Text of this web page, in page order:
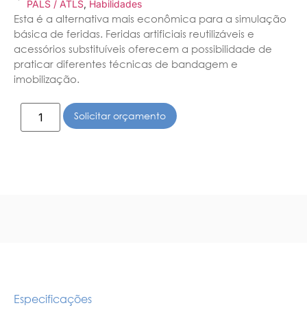
PALS / ATLS, Habilidades
Esta é a alternativa mais econômica para a simulação
básica de feridas. Feridas artificiais reutilizáveis e
acessórios substituíveis oferecem a possibilidade de
praticar diferentes técnicas de bandagem e
imobilização.
Solicitar orçamento
Especificações